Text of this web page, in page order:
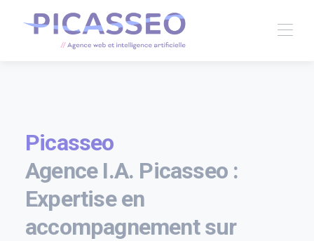
Picasseo
Agence I.A. Picasseo :
Expertise en
accompagnement sur